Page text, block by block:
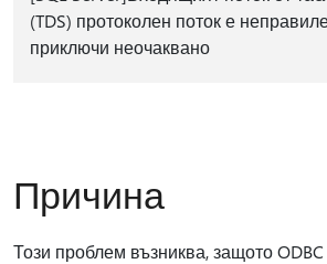
(TDS) протоколен поток е
приключи неочаквано
Причина
Този проблем възниква, защото